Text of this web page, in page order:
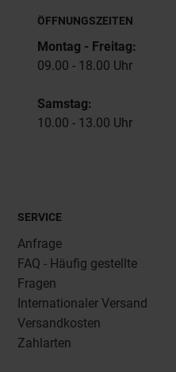
ÖFFNUNGSZEITEN
Montag - Freitag:
09.00 - 18.00 Uhr
Samstag:
10.00 - 13.00 Uhr
SERVICE
Anfrage
FAQ - Häufig gestellte
Fragen
Internationaler Versand
Versandkosten
Zahlarten